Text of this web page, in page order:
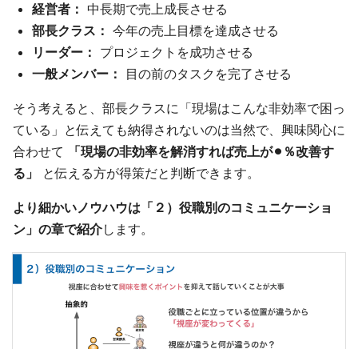
経営者： 中長期で売上成長させる
部長クラス： 今年の売上目標を達成させる
リーダー： プロジェクトを成功させる
一般メンバー：
目の前のタスクを完了させる
そう考えると、部長クラスに「現場はこんな非効率で困っ
ている」と伝えても納得されないのは当然で、興味関心に
合わせて
「現場の非効率を解消すれば売上が⚫︎％改善す
る」
と伝える方が得策だと判断できます。
より細かいノウハウは「２）役職別のコミュニケーショ
ン」の章で紹介します。